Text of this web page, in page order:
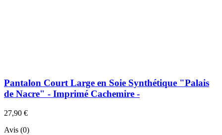
Pantalon Court Large en Soie Synthétique "Palais
de Nacre" - Imprimé Cachemire -
27,90 €
Avis (0)